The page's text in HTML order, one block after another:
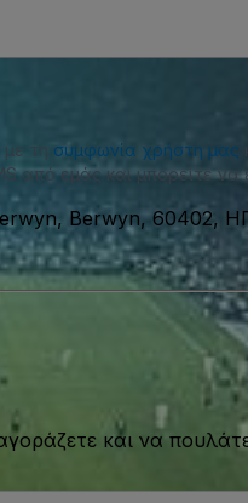
τη συμφωνία χρήστη μας
από εμάς και μπορείτε
Berwyn, 60402,
και να πουλάτε